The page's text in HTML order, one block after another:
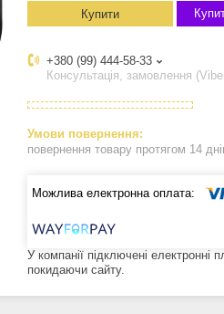
Купити
+380 (99) 444-58-33
Консультація, замовлення
повернення товару протягом 14
У компанії підключені
покидаючи сайту.